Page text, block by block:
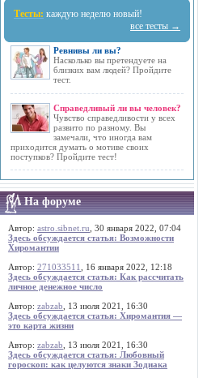
Тесты: каждую неделю новый!
все тесты →
Ревнивы ли вы?
Насколько вы претендуете на
близких вам людей? Пройдите
тест.
Справедливый ли вы человек?
Чувство справедливости у всех
развито по разному. Вы
замечали, что иногда вам
приходится думать о мотиве своих
поступков? Пройдите тест!
На форуме
Автор: astro.sibnet.ru , 30 января 2022, 07:04
Здесь обсуждается статья: Возможности
Хиромантии
Автор: 271033511
, 16 января 2022, 12:18
Здесь обсуждается статья: Как рассчитать
личное денежное число
Автор: zabzab , 13 июля 2021, 16:30
Здесь обсуждается статья: Хиромантия —
это карта жизни
Автор: zabzab , 13 июля 2021, 16:30
Здесь обсуждается статья: Любовный
гороскоп: как целуются знаки Зодиака